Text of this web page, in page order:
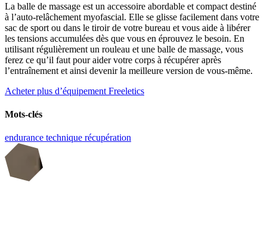
La balle de massage est un accessoire abordable et compact destiné
à l’auto-relâchement myofascial. Elle se glisse facilement dans votre
sac de sport ou dans le tiroir de votre bureau et vous aide à libérer
les tensions accumulées dès que vous en éprouvez le besoin. En
utilisant régulièrement un rouleau et une balle de massage, vous
ferez ce qu’il faut pour aider votre corps à récupérer après
l’entraînement et ainsi devenir la meilleure version de vous-même.
Acheter plus d’équipement Freeletics
Mots-clés
endurance technique récupération